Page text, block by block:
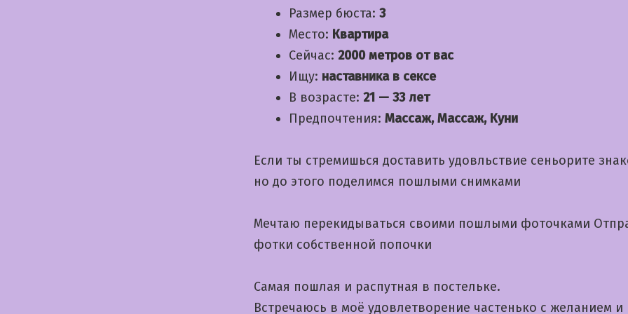
Размер бюста: 3
Место: Квартира
Сейчас: 2000 метров от вас
Ищу: наставника в сексе
В возрасте: 21 — 33 лет
Предпочтения: Массаж, Массаж, Куни
Если ты стремишься доставить удовльствие сеньорите
но до этого поделимся пошлыми снимками
Мечтаю перекидываться своими пошлыми фоточками
фотки собственной попочки
Самая пошлая и распутная в постельке.
Встречаюсь в моё удовлетворение частенько с желанием и